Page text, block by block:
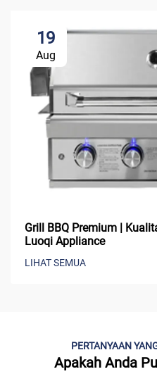
19
Aug
Grill BBQ Premium |
Luoqi Appliance
LIHAT SEMUA
PERTANYAAN
Apakah Anda